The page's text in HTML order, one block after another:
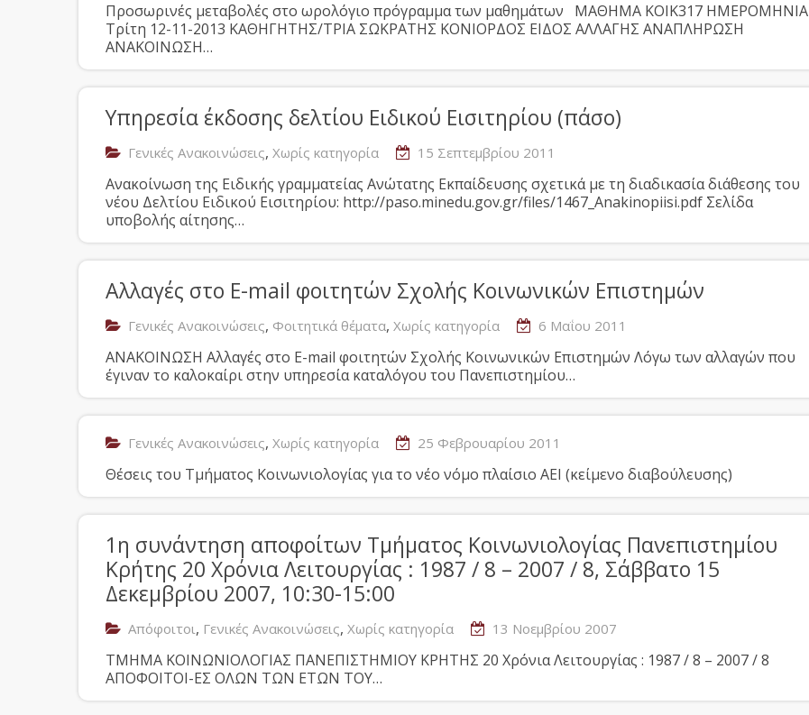
Προσωρινές μεταβολές στο ωρολόγιο πρόγραμμα των μαθημάτων ΜΑΘΗΜΑ ΚΟΙΚ317 ΗΜΕΡΟΜΗΝΙΑ
Τρίτη 12-11-2013 ΚΑΘΗΓΗΤΗΣ/ΤΡΙΑ ΣΩΚΡΑΤΗΣ ΚΟΝΙΟΡΔΟΣ ΕΙΔΟΣ ΑΛΛΑΓΗΣ ΑΝΑΠΛΗΡΩΣΗ
ΑΝΑΚΟΙΝΩΣΗ…
Υπηρεσία έκδοσης δελτίου Ειδικού Εισιτηρίου (πάσο)
Γενικές Ανακοινώσεις, Χωρίς κατηγορία 15 Σεπτεμβρίου 2011
Ανακοίνωση της Ειδικής γραμματείας Ανώτατης Εκπαίδευσης σχετικά με τη διαδικασία διάθεσης του
νέου Δελτίου Ειδικού Εισιτηρίου: http://paso.minedu.gov.gr/files/1467_Anakinopiisi.pdf Σελίδα
υποβολής αίτησης…
Αλλαγές στο E-mail φοιτητών Σχολής Κοινωνικών Επιστημών
Γενικές Ανακοινώσεις, Φοιτητικά θέματα, Χωρίς κατηγορία 6 Μαΐου 2011
AΝΑΚΟΙΝΩΣΗ Αλλαγές στο E-mail φοιτητών Σχολής Κοινωνικών Επιστημών Λόγω των αλλαγών που
έγιναν το καλοκαίρι στην υπηρεσία καταλόγου του Πανεπιστημίου…
Γενικές Ανακοινώσεις, Χωρίς κατηγορία 25 Φεβρουαρίου 2011
Θέσεις του Τμήματος Κοινωνιολογίας για το νέο νόμο πλαίσιο ΑΕΙ (κείμενο διαβούλευσης)
1η συνάντηση αποφοίτων Τμήματος Κοινωνιολογίας Πανεπιστημίου
Κρήτης 20 Χρόνια Λειτουργίας : 1987 / 8 – 2007 / 8, Σάββατο 15
Δεκεμβρίου 2007, 10:30-15:00
Απόφοιτοι, Γενικές Ανακοινώσεις, Χωρίς κατηγορία 13 Νοεμβρίου 2007
TMHMA KOINΩNIOΛOΓIAΣ ΠΑΝΕΠΙΣΤΗΜΙΟΥ ΚΡΗΤΗΣ 20 Χρόνια Λειτουργίας : 1987 / 8 – 2007 / 8
ΑΠΟΦΟΙΤΟΙ-ΕΣ ΟΛΩΝ ΤΩΝ ΕΤΩΝ ΤΟΥ…